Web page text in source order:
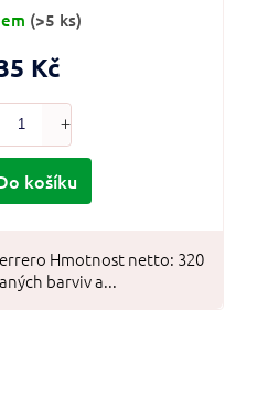
Kč
košíku
Hmotnost netto: 320
barviv a...
(>5 ks)